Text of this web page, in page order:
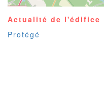
Actualité de l'édifice
Protégé